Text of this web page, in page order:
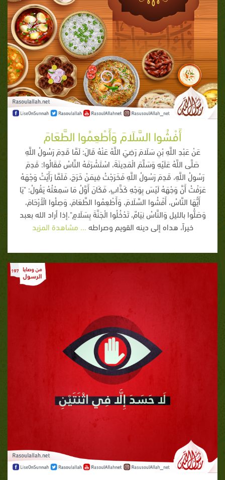
أَفْشُوا السَّلَامَ وَأَطْعِمُوا الطَّعَامَ
عَنْ عَبْدِ اللَّهِ بْنِ سَلَامَ رَضِيَ اللَّهُ عَنْهُ قَالَ: لَمَّا قَدِمَ رَسُولُ اللَّهِ
صَلَّى اللَّهُ عَلَيْهِ وَسَلَّمَ الْمَدِينَةَ، اسْتَشْرَفَهُ النَّاسُ فَقَالُوا: قَدِمَ
رَسُولُ اللَّهِ، قَدِمَ رَسُولُ اللَّهِ فَخَرَجْتُ فِيمَنْ خَرَجَ، فَلَمَّا رَأَيْتُ وَجْهَهُ
عَرَفْتُ أَنَّ وَجْهَهُ لَيْسَ بِوَجْهِ كَذَّابٍ، فَكَانَ أَوَّلُ مَا سَمِعْتُهُ يَقُولُ: "يَا
أَيُّهَا النَّاسُ، أَفْشُوا السَّلَامَ، وَأَطْعِمُوا الطَّعَامَ، وَصِلُوا الْأَرْحَامَ،
وَصَلُّوا بالليل وَالنَّاسُ نِيَامٌ، تَدْخُلُوا الْجَنَّةَ بِسَلَامٍ".إذا أراد الله بعبد
خيراً، هداه إلى دينه القويم وصراطه ... مشاهدة المزيد